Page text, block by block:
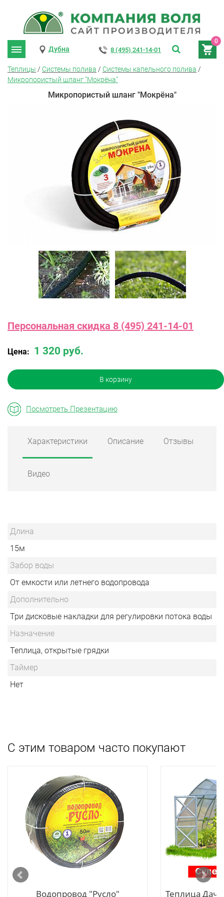
0
Дубна 8 (495) 241-14-01
Теплицы / Системы полива / Системы капельного полива /
Микропористый шланг "Мокрёна"
Микропористый шланг "Мокрёна"
Персональная скидка 8 (495) 241-14-01
Цена: 1 320 руб.
В корзину
Посмотреть Презентацию
Характеристики Описание Отзывы
Видео
Длина
15м
Забор воды
От емкости или летнего водопровода
Дополнительно
Три дисковые накладки для регулировки потока воды
Назначение
Теплица, открытые грядки
Таймер
Нет
С этим товаром часто покупают
Водопровод "Русло" Теплица